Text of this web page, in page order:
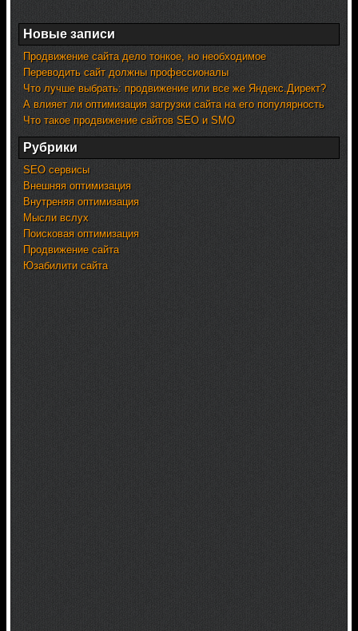
Новые записи
Продвижение сайта дело тонкое, но необходимое
Переводить сайт должны профессионалы
Что лучше выбрать: продвижение или все же Яндекс.Директ?
А влияет ли оптимизация загрузки сайта на его популярность
Что такое продвижение сайтов SEO и SMO
Рубрики
SEO сервисы
Внешняя оптимизация
Внутреняя оптимизация
Мысли вслух
Поисковая оптимизация
Продвижение сайта
Юзабилити сайта